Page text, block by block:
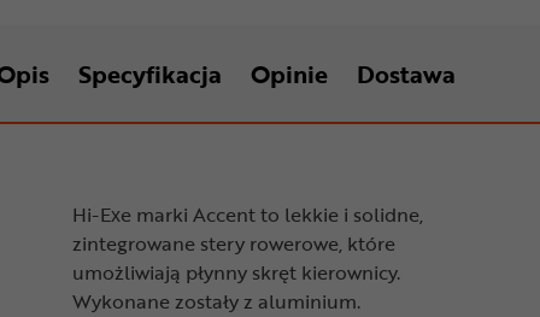
Specyfikacja Opinie Dostawa
Hi-Exe marki Accent to lekkie i solidne,
zintegrowane stery rowerowe, które
umożliwiają płynny skręt kierownicy.
Wykonane zostały z aluminium.